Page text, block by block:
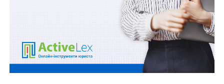
для Спеціалізованої антикорупційної
прокуратури.
Мобільні телефони закуповуватимуться для: